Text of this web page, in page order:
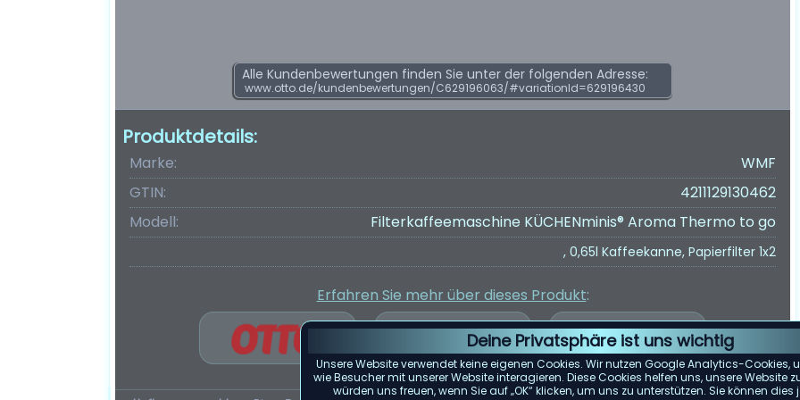
Deine Privatsphäre ist uns wichtig
Unsere Website verwendet keine eigenen Cookies. Wir nutzen Google Analytics-Cookies,
wie Besucher mit unserer Website interagieren. Diese Cookies helfen uns, unsere Website
würden uns freuen, wenn Sie auf „OK“ klicken, um uns zu unterstützen. Sie können
Alle Kundenbewertungen finden Sie unter der folgenden Adresse:
www.otto.de/kundenbewertungen/C629196063/#variationId=629196430
Produktdetails:
Marke:
WMF
GTIN:
4211129130462
Modell:
Filterkaffeemaschine KÜCHENminis® Aroma Thermo to go
, 0,65l Kaffeekanne, Papierfilter 1x2
Erfahren Sie mehr über dieses Produkt: